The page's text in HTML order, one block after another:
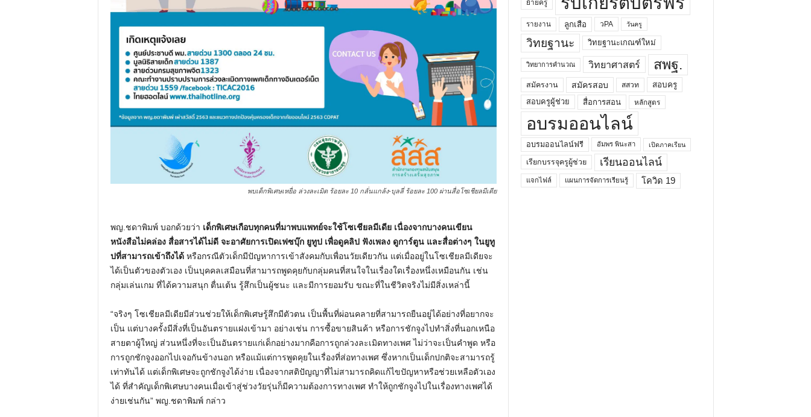
พบเด็กพิเศษเหยื่อ ล่วงละเมิด ร้อยละ 10 กลั่นแกล้ง-บุลลี่ ร้อยละ 100 ผ่านสื่อโซเชียลมีเดีย
พญ.ชดาพิมพ์ บอกด้วยว่า เด็กพิเศษเกือบทุกคนที่มาพบแพทย์จะใช้โซเชียลมีเดีย เนื่องจากบางคนเขียน
หนังสือไม่คล่อง สื่อสารได้ไม่ดี จะอาศัยการเปิดเฟซบุ๊ก ยูทูป เพื่อดูคลิป ฟังเพลง ดูการ์ตูน และสื่อต่างๆ ในยูทู
ปที่สามารถเข้าถึงได้ หรือกรณีตัวเด็กมีปัญหาการเข้าสังคมกับเพื่อนวัยเดียวกัน แต่เมื่ออยู่ในโซเชียลมีเดียจะ
ได้เป็นตัวของตัวเอง เป็นบุคคลเสมือนที่สามารถพูดคุยกับกลุ่มคนที่สนใจในเรื่องใดเรื่องหนึ่งเหมือนกัน เช่น
กลุ่มเล่นเกม ที่ได้ความสนุก ตื่นเต้น รู้สึกเป็นผู้ชนะ และมีการยอมรับ ขณะที่ในชีวิตจริงไม่มีสิ่งเหล่านี้
“จริงๆ โซเชียลมีเดียมีส่วนช่วยให้เด็กพิเศษรู้สึกมีตัวตน เป็นพื้นที่ผ่อนคลายที่สามารถยืนอยู่ได้อย่างที่อยากจะ
เป็น แต่บางครั้งมีสิ่งที่เป็นอันตรายแฝงเข้ามา อย่างเช่น การซื้อขายสินค้า หรือการชักจูงไปทำสิ่งที่นอกเหนือ
สายตาผู้ใหญ่ ส่วนหนึ่งที่จะเป็นอันตรายแก่เด็กอย่างมากคือการถูกล่วงละเมิดทางเพศ ไม่ว่าจะเป็นคำพูด หรือ
การถูกชักจูงออกไปเจอกันข้างนอก หรือแม้แต่การพูดคุยในเรื่องที่ส่อทางเพศ ซึ่งหากเป็นเด็กปกติจะสามารถรู้
เท่าทันได้ แต่เด็กพิเศษจะถูกชักจูงได้ง่าย เนื่องจากสติปัญญาที่ไม่สามารถคิดแก้ไขปัญหาหรือช่วยเหลือตัวเอง
ได้ ที่สำคัญเด็กพิเศษบางคนเมื่อเข้าสู่ช่วงวัยรุ่นก็มีความต้องการทางเพศ ทำให้ถูกชักจูงไปในเรื่องทางเพศได้
ง่ายเช่นกัน” พญ.ชดาพิมพ์ กล่าว
ย้ายครู
รายงาน ลูกเสือ วPA วันครู
วิทยฐานะ วิทยฐานะเกณฑ์ใหม่
วิทยาการคำนวณ วิทยาศาสตร์ สพฐ.
สมัครงาน สมัครสอบ สสวท
สอบครู
สอบครูผู้ช่วย
สื่อการสอน หลักสูตร
อบรมออนไลน์
อบรมออนไลน์ฟรี อัมพร พินะสา เปิดภาคเรียน
เรียกบรรจุครูผู้ช่วย เรียนออนไลน์
แจกไฟล์ แผนการจัดการเรียนรู้ โควิด 19